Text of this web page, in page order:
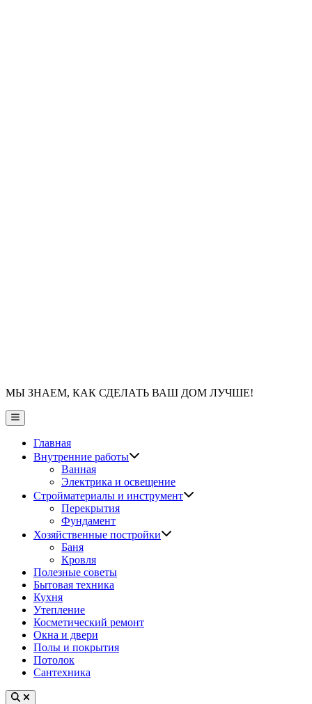
МЫ ЗНАЕМ, КАК СДЕЛАТЬ ВАШ ДОМ ЛУЧШЕ!
Главное
меню
Главная
Внутренние работы
Ванная
Электрика и освещение
Стройматериалы и инструмент
Перекрытия
Фундамент
Хозяйственные постройки
Баня
Кровля
Полезные советы
Бытовая техника
Кухня
Утепление
Косметический ремонт
Окна и двери
Полы и покрытия
Потолок
Сантехника